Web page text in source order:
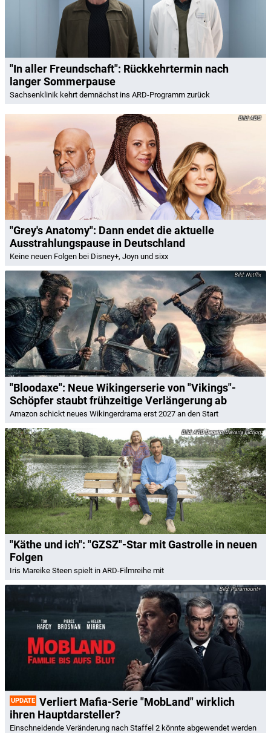
"In aller Freundschaft": Rückkehrtermin nach
langer Sommerpause
Sachsenklinik kehrt demnächst ins ARD-Programm zurück
ABC
"Grey's Anatomy": Dann endet die aktuelle
Ausstrahlungspause in Deutschland
Keine neuen Folgen bei Disney+, Joyn und sixx
Netflix
"Bloodaxe": Neue Wikingerserie von "Vikings"-
Schöpfer staubt frühzeitige Verlängerung ab
Amazon schickt neues Wikingerdrama erst 2027 an den Start
ARD Degeto/Bavaria Fiction
"Käthe und ich": "GZSZ"-Star mit Gastrolle in neuen
Folgen
Iris Mareike Steen spielt in ARD-Filmreihe mit
Paramount+
UPDATE Verliert Mafia-Serie "MobLand" wirklich
ihren Hauptdarsteller?
Einschneidende Veränderung nach Staffel 2 könnte abgewendet werden